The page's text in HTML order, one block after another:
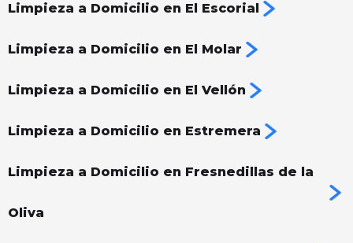
Limpieza a Domicilio en El Escorial
Limpieza a Domicilio en El Molar
Limpieza a Domicilio en El Vellón
Limpieza a Domicilio en Estremera
Limpieza a Domicilio en Fresnedillas de la
Oliva